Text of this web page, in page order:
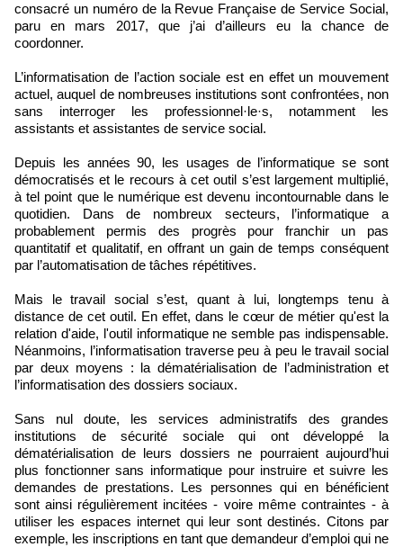
consacré un numéro de la Revue Française de Service Social,
paru en mars 2017, que j’ai d’ailleurs eu la chance de
coordonner.
L’informatisation de l’action sociale est en effet un mouvement
actuel, auquel de nombreuses institutions sont confrontées, non
sans interroger les professionnel·le·s, notamment les
assistants et assistantes de service social.
Depuis les années 90, les usages de l’informatique se sont
démocratisés et le recours à cet outil s’est largement multiplié,
à tel point que le numérique est devenu incontournable dans le
quotidien. Dans de nombreux secteurs, l’informatique a
probablement permis des progrès pour franchir un pas
quantitatif et qualitatif, en offrant un gain de temps conséquent
par l’automatisation de tâches répétitives.
Mais le travail social s’est, quant à lui, longtemps tenu à
distance de cet outil. En effet, dans le cœur de métier qu'est la
relation d'aide, l'outil informatique ne semble pas indispensable.
Néanmoins, l’informatisation traverse peu à peu le travail social
par deux moyens : la dématérialisation de l’administration et
l’informatisation des dossiers sociaux.
Sans nul doute, les services administratifs des grandes
institutions de sécurité sociale qui ont développé la
dématérialisation de leurs dossiers ne pourraient aujourd’hui
plus fonctionner sans informatique pour instruire et suivre les
demandes de prestations. Les personnes qui en bénéficient
sont ainsi régulièrement incitées - voire même contraintes - à
utiliser les espaces internet qui leur sont destinés. Citons par
exemple, les inscriptions en tant que demandeur d’emploi qui ne